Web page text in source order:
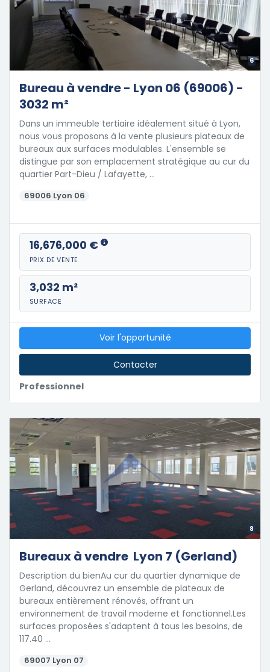
6
Bureau à vendre - Lyon 06 (69006) -
3032 m²
Dans un immeuble tertiaire idéalement situé à Lyon,
nous vous proposons à la vente plusieurs plateaux de
bureaux aux surfaces modulables. L'ensemble se
distingue par son emplacement stratégique au cur du
quartier Part-Dieu / Lafayette, …
69006 Lyon 06
16,676,000 €
PRIX DE VENTE
3,032 m²
SURFACE
Professionnel
Voir l'opportunité
Contacter
8
Bureaux à vendre  Lyon 7 (Gerland)
Description du bienAu cur du quartier dynamique de
Gerland, découvrez un ensemble de plateaux de
bureaux entièrement rénovés, offrant un
environnement de travail moderne et fonctionnel.Les
surfaces proposées s'adaptent à tous les besoins, de
117.40 …
69007 Lyon 07